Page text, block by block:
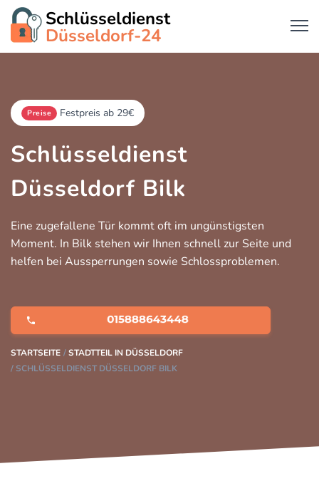
Schlüsseldienst
Düsseldorf-24
Preise Festpreis ab 29€
Schlüsseldienst
Düsseldorf Bilk
Eine zugefallene Tür kommt oft im ungünstigsten
Moment. In Bilk stehen wir Ihnen schnell zur Seite und
helfen bei Aussperrungen sowie Schlossproblemen.
STARTSEITE
STADTTEIL IN DÜSSELDORF
SCHLÜSSELDIENST DÜSSELDORF BILK